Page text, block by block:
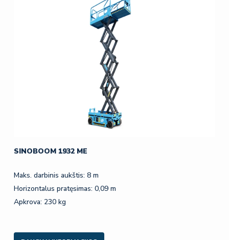
SINOBOOM 1932 ME
Maks. darbinis aukštis: 8 m
Horizontalus pratęsimas: 0,09 m
Apkrova: 230 kg